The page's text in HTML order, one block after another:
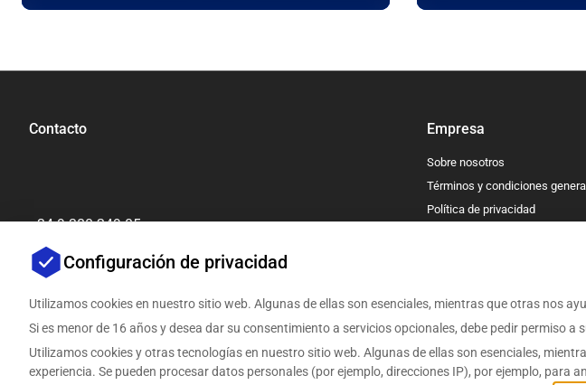
Contacto
+34 9 380 249 05
[email protected]
Empresa
Sobre nosotros
Términos y condiciones
Política de privacidad
Español
Configuración de privacidad
Utilizamos cookies en nuestro sitio web. Algunas de ellas son esenciales, mientras que otras nos
Si es menor de 16 años y desea dar su consentimiento a servicios opcionales, debe pedir permiso a
Utilizamos cookies y otras tecnologías en nuestro sitio web. Algunas de ellas son esenciales,
experiencia. Se pueden procesar datos personales (por ejemplo, direcciones IP), por ejemplo, para